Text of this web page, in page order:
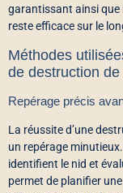
garantissant ainsi que
reste efficace sur le
Méthodes
de destruction de
Repérage précis
La réussite d’une
un repérage
identifient le nid et
permet de planifier